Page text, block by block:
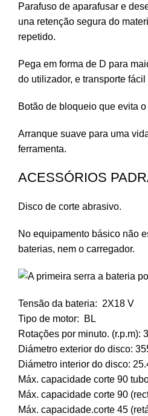
Parafuso de aparafusar e
una retenção segura do
repetido.
Pega em forma de D para
do utilizador, e transporte fácil
Botão de bloqueio que evita
Arranque suave para uma
ferramenta.
ACESSÓRIOS
Disco de corte abrasivo.
No equipamento básico não
baterias, nem o carregador.
Tensão da bateria: 2X18 V
Tipo de motor: BL
Rotações por minuto. (r.p.m):
Diámetro exterior do disco:
Diámetro interior do disco:
Máx. capacidade corte 90
Máx. capacidade corte 90
Máx. capacidade.corte 45